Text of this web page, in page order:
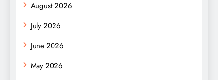
August 2026
July 2026
June 2026
May 2026